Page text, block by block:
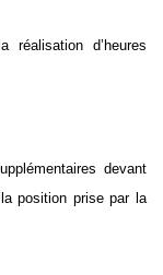
d’heures
devant
position prise par la